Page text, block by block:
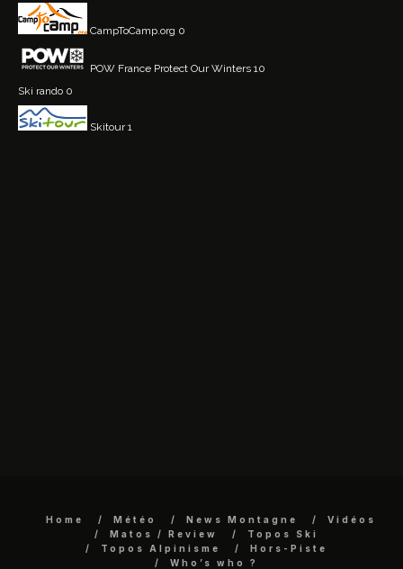
CampToCamp.org 0
POW France Protect Our Winters 10
Ski rando 0
Skitour1
Home Météo News Montagne
Vidéos
Matos / Review
Topos Ski
Topos Alpinisme
Hors-Piste
Who’s who ?